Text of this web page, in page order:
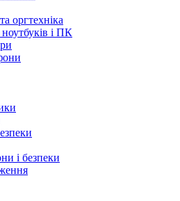
оргтехніка
і ПК
і безпеки